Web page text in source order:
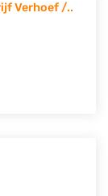
Verhoef /..